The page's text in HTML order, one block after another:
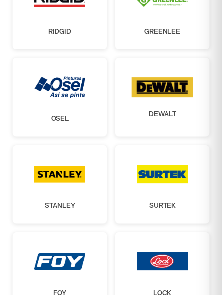
RIDGID GREENLEE
OSEL
DEWALT
STANLEY SURTEK
FOY LOCK